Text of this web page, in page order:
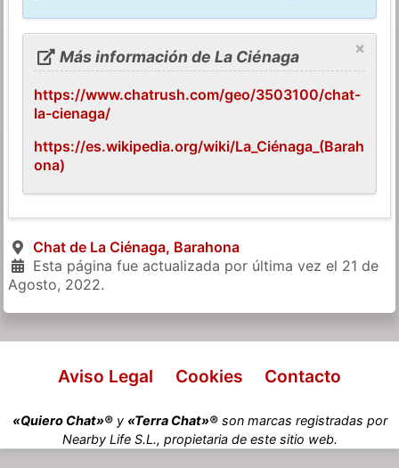
×
Más información de La Ciénaga
https://www.chatrush.com/geo/3503100/chat-
la-cienaga/
https://es.wikipedia.org/wiki/La_Ciénaga_(Barah
ona)
Chat de La Ciénaga, Barahona
Esta página fue actualizada por última vez el 21 de
Agosto, 2022.
Aviso Legal Cookies Contacto
«Quiero Chat»®y «Terra Chat»®son marcas registradas por
Nearby Life S.L., propietaria de este sitio web.